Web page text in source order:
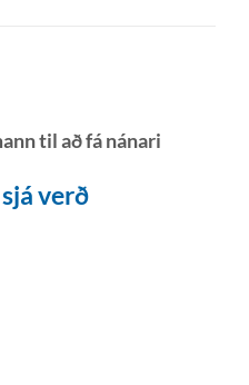
til að fá nánari
verð